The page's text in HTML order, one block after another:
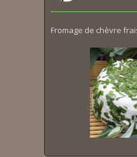
Fromage de chèvre